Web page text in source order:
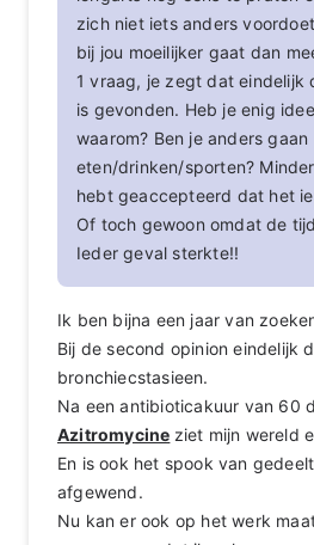
zich niet iets anders
bij jou moeilijker gaat dan
1 vraag, je zegt dat eindelijk
is gevonden. Heb je enig
waarom? Ben je anders gaan
eten/drinken/sporten?
hebt geaccepteerd dat het
Of toch gewoon omdat de
Ieder geval sterkte!!
Ik ben bijna een jaar van
Bij de second opinion eindelijk
bronchiecstasieen.
Na een antibioticakuur van 60
Azitromycine ziet mijn wereld
En is ook het spook van
afgewend.
Nu kan er ook op het werk